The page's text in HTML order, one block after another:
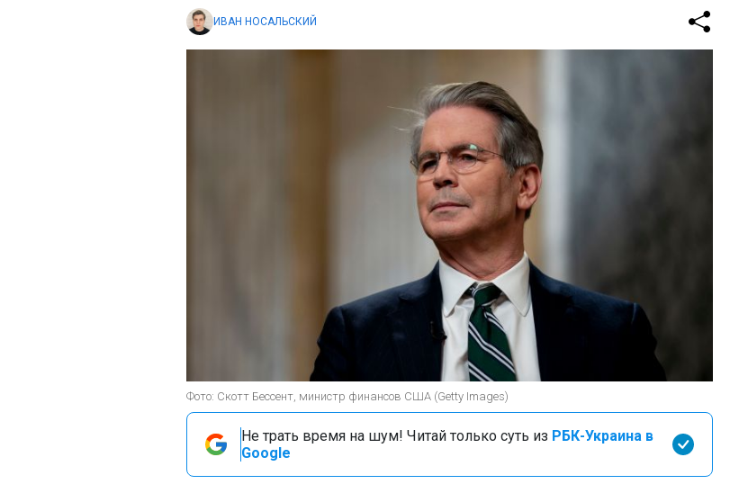
ИВАН НОСАЛЬСКИЙ
Фото: Скотт Бессент, министр финансов США (Getty Images)
Не трать время на шум! Читай только суть из РБК-Украина в
Google